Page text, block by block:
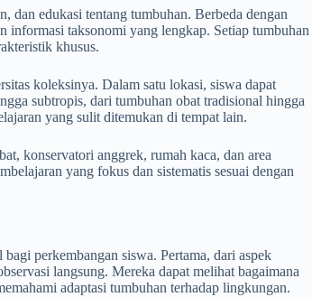
dan edukasi tentang tumbuhan. Berbeda dengan
informasi taksonomi yang lengkap. Setiap tumbuhan
khusus.
koleksinya. Dalam satu lokasi, siswa dapat
subtropis, dari tumbuhan obat tradisional hingga
yang sulit ditemukan di tempat lain.
konservatori anggrek, rumah kaca, dan area
yang fokus dan sistematis sesuai dengan
perkembangan siswa. Pertama, dari aspek
langsung. Mereka dapat melihat bagaimana
adaptasi tumbuhan terhadap lingkungan.